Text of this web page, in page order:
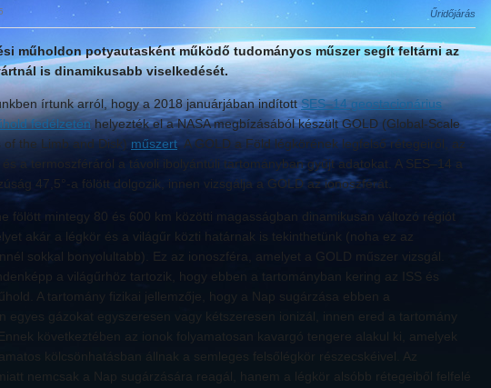
Űridőjárás
műholdon potyautasként működő tudományos műszer segít feltárni az
is dinamikusabb viselkedését.
írtunk arról, hogy a 2018 januárjában indított SES–14 geostacionárius
fedélzeténhelyezték el a NASA megbízásából készült GOLD (Global-Scale
of the Limb and Disk) műszert. A GOLD a Föld légkörének legfelső rétegeiről, az
a termoszféráról a távoli ibolyántúli tartományban gyűjt adatokat. A SES–14 a
47,5°-a fölött dolgozik, innen vizsgálja a GOLD az ionoszférát.
fölött mintegy 80 és 600 km közötti magasságban dinamikusan változó régiót
akár a légkör és a világűr közti határnak is tekinthetünk (noha ez az
sokkal bonyolultabb). Ez az ionoszféra, amelyet a GOLD műszer vizsgál.
a világűrhöz tartozik, hogy ebben a tartományban kering az ISS és
A tartomány fizikai jellemzője, hogy a Nap sugárzása ebben a
egyes gázokat egyszeresen vagy kétszeresen ionizál, innen ered a tartomány
következtében az ionok folyamatosan kavargó tengere alakul ki, amelyek
kölcsönhatásban állnak a semleges felsőlégkör részecskéivel. Az
nemcsak a Nap sugárzására reagál, hanem a légkör alsóbb rétegeiből felfelé